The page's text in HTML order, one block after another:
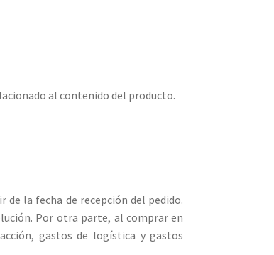
al contenido del producto.
la fecha de recepción del pedido.
Por otra parte, al comprar en
gastos de logística y gastos